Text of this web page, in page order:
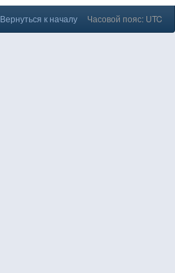
Вернуться к началу Часовой пояс: UTC